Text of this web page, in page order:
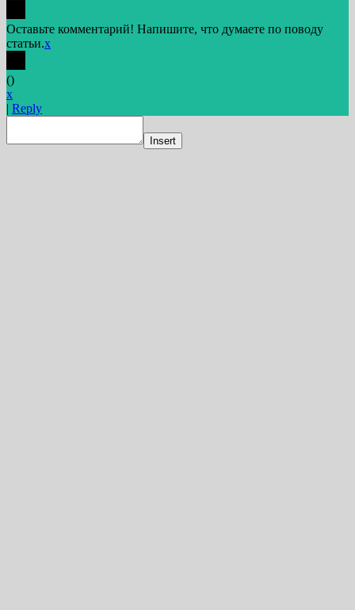
Оставьте комментарий! Напишите, что думаете по поводу
статьи.x
()
x
| Reply
Insert